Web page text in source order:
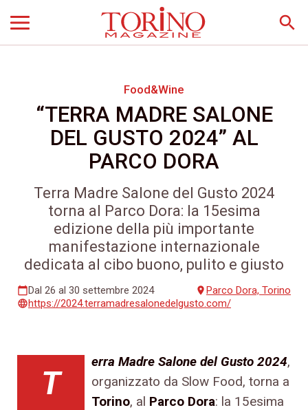
search
Food&Wine
“TERRA MADRE SALONE
DEL GUSTO 2024” AL
PARCO DORA
Terra Madre Salone del Gusto 2024
torna al Parco Dora: la 15esima
edizione della più importante
manifestazione internazionale
dedicata al cibo buono, pulito e giusto
calendar_todayDal 26 al 30 settembre 2024 placeParco Dora, Torino
languagehttps://2024.terramadresalonedelgusto.com/
T
erra Madre Salone del Gusto 2024,
organizzato da Slow Food, torna a
Torino, al Parco Dora: la 15esima